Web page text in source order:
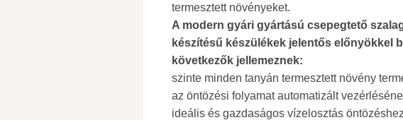
termesztett növényeket.
A modern gyári gyártású csepegtető
készítésű készülékek jelentős előnyökkel
következők jellemeznek:
szinte minden tanyán termesztett növény
az öntözési folyamat automatizált
ideális és gazdaságos vízelosztás